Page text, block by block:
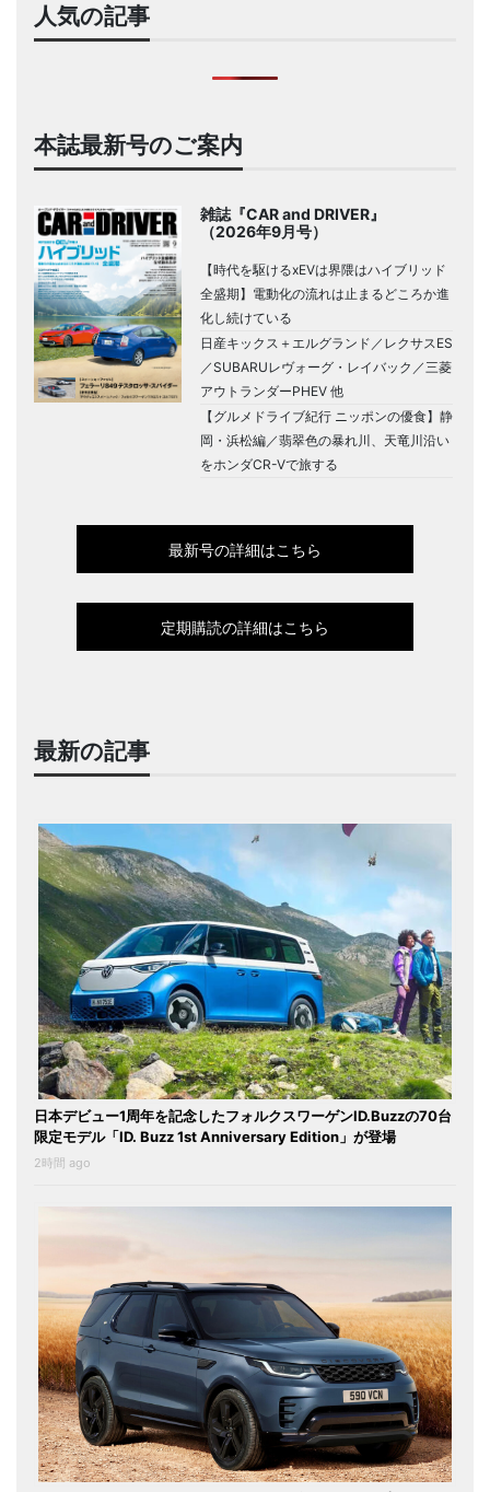
人気の記事
本誌最新号のご案内
雑誌『CAR and DRIVER』
（2026年9月号）
【時代を駆けるxEVは界隈はハイブリッド
全盛期】電動化の流れは止まるどころか進
化し続けている
日産キックス＋エルグランド／レクサスES
／SUBARUレヴォーグ・レイバック／三菱
アウトランダーPHEV 他
【グルメドライブ紀行 ニッポンの優食】静
岡・浜松編／翡翠色の暴れ川、天竜川沿い
をホンダCR-Vで旅する
最新号の詳細はこちら
定期購読の詳細はこちら
最新の記事
日本デビュー1周年を記念したフォルクスワーゲンID.Buzzの70台
限定モデル「ID. Buzz 1st Anniversary Edition」が登場
2時間 ago